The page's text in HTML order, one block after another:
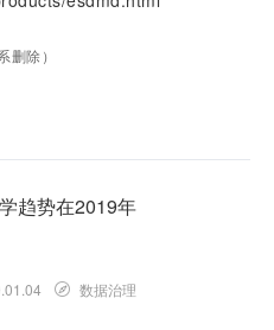
删除）
趋势在2019年
数据治理